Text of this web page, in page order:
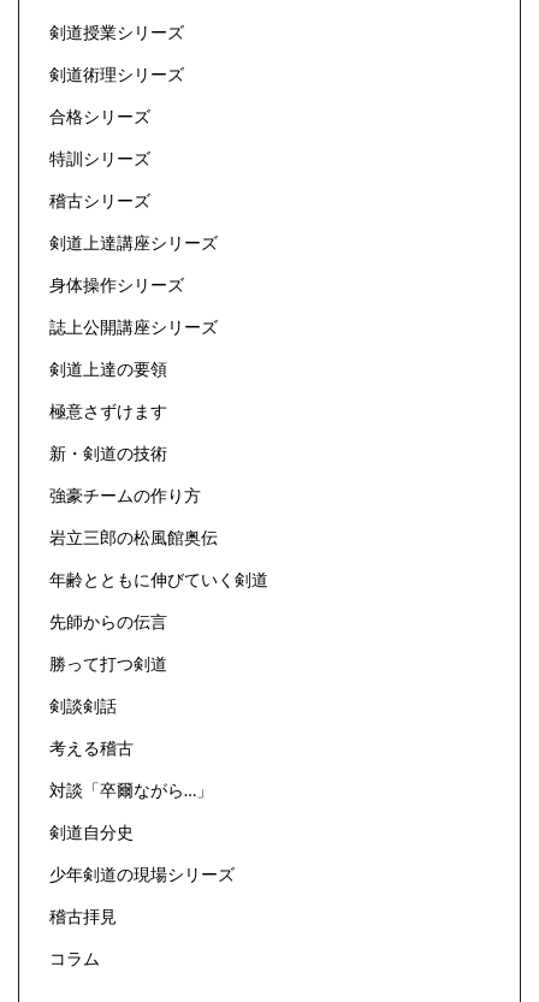
剣道授業シリーズ
剣道術理シリーズ
合格シリーズ
特訓シリーズ
稽古シリーズ
剣道上達講座シリーズ
身体操作シリーズ
誌上公開講座シリーズ
剣道上達の要領
極意さずけます
新・剣道の技術
強豪チームの作り方
岩立三郎の松風館奥伝
年齢とともに伸びていく剣道
先師からの伝言
勝って打つ剣道
剣談剣話
考える稽古
対談「卒爾ながら…」
剣道自分史
少年剣道の現場シリーズ
稽古拝見
コラム